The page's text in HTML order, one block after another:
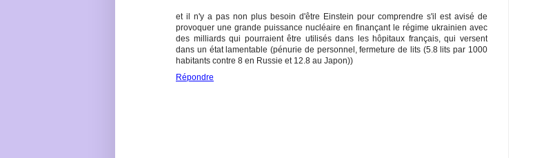
et il n'y a pas non plus besoin d'être Einstein pour comprendre s'il est avisé de
provoquer une grande puissance nucléaire en finançant le régime ukrainien avec
des milliards qui pourraient être utilisés dans les hôpitaux français, qui versent
dans un état lamentable (pénurie de personnel, fermeture de lits (5.8 lits par 1000
habitants contre 8 en Russie et 12.8 au Japon))
Répondre